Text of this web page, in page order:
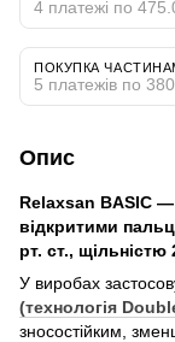
4 платежі по
ПОКУПКА
5 платежів по
Опис
Relaxsan BASIC —
відкритими
рт. ст., щільністю
У виробах
(технологія
зносостійким,